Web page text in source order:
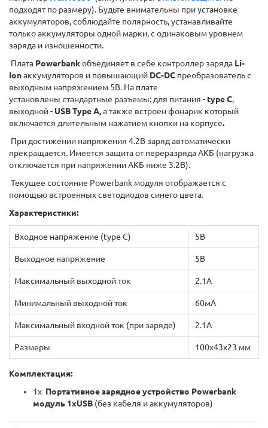
подходят по размеру). Будьте внимательны при установке
аккумуляторов, соблюдайте полярность, устанавливайте
только аккумуляторы одной марки, с одинаковым уровнем
заряда и изношенности.
Плата Powerbankобъединяет в себе контроллер заряда Li-
Ionаккумуляторов и повышающий DC-DC преобразователь с
выходным напряжением 5В. На плате
установлены стандартные разъемы: для питания - type C,
выходной - USB Type A,а также встроен фонарик который
включается длительным нажатием кнопки на корпусе.
При достижении напряжения 4.2В заряд автоматически
прекращается. Имеется защита от переразряда АКБ (нагрузка
отключается при напряжении АКБ ниже 3.2В).
Текущее состояние Powerbank модуля отображается с
помощью встроенных светодиодов синего цвета.
Характеристики:
Входное напряжение (type C) 5В
Выходное напряжение 5В
Максимальный выходной ток 2.1А
Минимальный выходной ток 60мА
Максимальный входной ток (при заряде) 2.1А
Размеры 100x43x23 мм
Комплектация:
1x Портативное зарядное устройство Powerbank
модуль 1хUSB (без кабеля и аккумуляторов)